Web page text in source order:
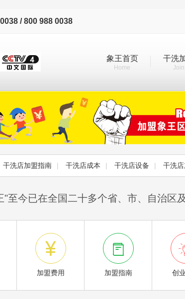
/ 800 988 0038
象王首页
Home
干洗
Join
干洗店加盟指南 | 干洗店成本 | 干洗店设备 | 干洗
"至今已在全国二十多个省、市、自治区

加盟费用

加盟指南 创